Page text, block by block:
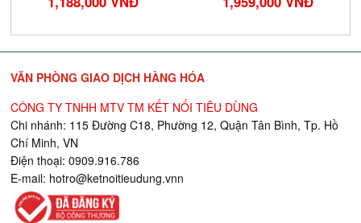
VĂN PHÒNG GIAO DỊCH HÀNG HÓA
CÔNG TY TNHH MTV TM KẾT NỐI TIÊU DÙNG
Chi nhánh: 115 Đường C18, Phường 12, Quận Tân Bình, Tp. Hồ
Chí Minh, VN
Điện thoại: 0909.916.786
E-mail: hotro@ketnoitieudung.vnn